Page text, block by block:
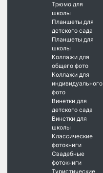
Трюмо для
школы
Планшеты для
детского сада
Планшеты для
школы
Коллажи для
общего фото
Коллажи для
индивидуального
фото
Винетки для
детского сада
Винетки для
школы
Классические
фотокниги
Свадебные
фотокниги
Туристические